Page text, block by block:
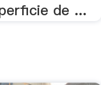
de ...